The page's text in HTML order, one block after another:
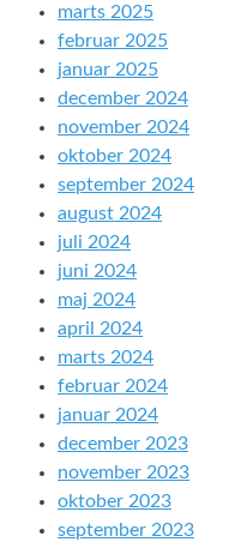
marts 2025
februar 2025
januar 2025
december 2024
november 2024
oktober 2024
september 2024
august 2024
juli 2024
juni 2024
maj 2024
april 2024
marts 2024
februar 2024
januar 2024
december 2023
november 2023
oktober 2023
september 2023